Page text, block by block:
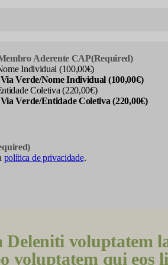
Aderente CAP(Required)
Individual (100,00€)
Verde/Nome Individual (100,00€)
Coletiva (220,00€)
Verde/Entidade Coletiva (220,00€)
política de privacidade.
Deleniti voluptatem
voluptatem qui eos